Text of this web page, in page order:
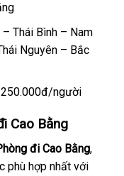
Thái Bình – Nam
Nguyên – Bắc
người
Cao Bằng
đi Cao Bằng,
phù hợp nhất với